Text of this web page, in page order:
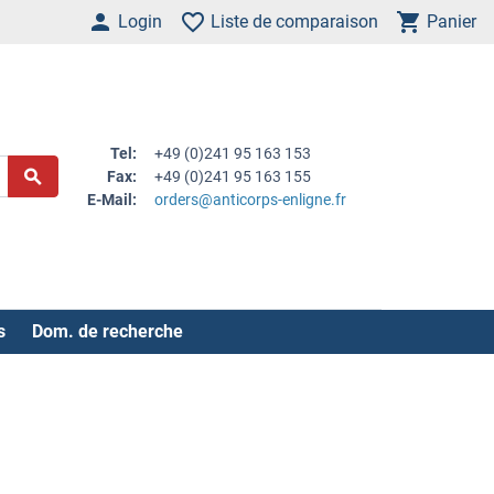
Login Liste de comparaison Panier
Tel:
+49 (0)241 95 163 153
Fax:
+49 (0)241 95 163 155
E-Mail:
orders@anticorps-enligne.fr
Dom. de recherche